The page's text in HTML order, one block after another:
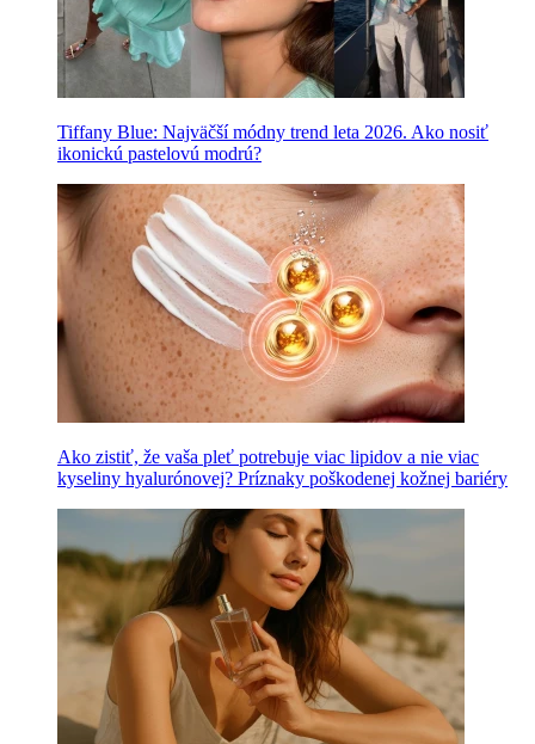
Tiffany Blue: Najväčší módny trend leta 2026. Ako nosiť
ikonickú pastelovú modrú?
Ako zistiť, že vaša pleť potrebuje viac lipidov a nie viac
kyseliny hyalurónovej? Príznaky poškodenej kožnej bariéry